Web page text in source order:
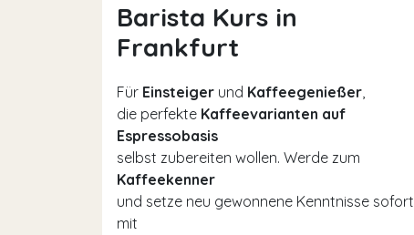
Barista Kurs in
Frankfurt
Für Einsteiger und Kaffeegenießer,
die perfekte Kaffeevarianten auf
Espressobasis
selbst zubereiten wollen. Werde zum
Kaffeekenner
und setze neu gewonnene Kenntnisse sofort
mit